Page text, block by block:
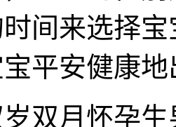
间来选择
平安健康
月怀孕生